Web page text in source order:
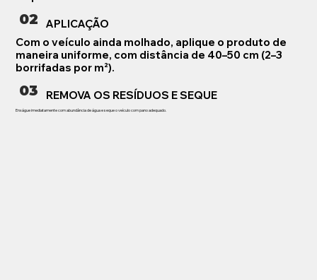
02
APLICAÇÃO
Com o veículo ainda molhado, aplique o produto de
maneira uniforme, com distância de 40–50 cm (2–3
borrifadas por m²).
03 REMOVA OS RESÍDUOS E SEQUE
Enxágue imediatamente com abundância de água e seque o veículo com pano adequado.